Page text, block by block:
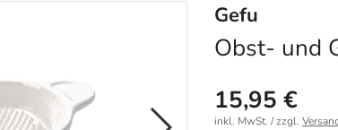
Gefu
Obst- und
15,95 €
inkl. MwSt. / zzgl.